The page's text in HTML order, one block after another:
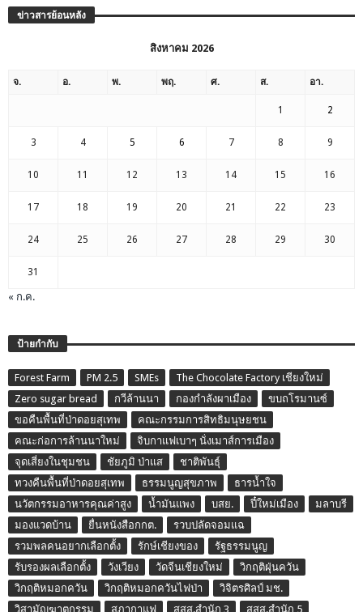
ข่าวสารย้อนหลัง
สิงหาคม 2026
จ. อ. พ. พฤ. ศ. ส. อา.
1 2
3 4 5 6 7 8 9
10 11 12 13 14 15 16
17 18 19 20 21 22 23
24 25 26 27 28 29 30
31
« ก.ค.
ป้ายกำกับ
Forest Farm PM 2.5 SMEs
The Chocolate Factory เชียงใหม่
Zero sugar bread
กวีล้านนา กองกำลังผาเมือง
ขบถโรมานซ์
ขอคืนพื้นที่ป่าดอยสุเทพ
คณะกรรมการสิทธิมนุษยชน
คณะก่อการล้านนาใหม่
จิบกาแฟเบาๆ นั่งเมาส์การเมือง
จุดเสี่ยงในชุมชน
ชัยภูมิ ป่าแส
ชาติพันธุ์
ทวงคืนพื้นที่ป่าดอยสุเทพ
ธรรมนูญสุขภาพ
ธารน้ำใจ
นวัตกรรมอาหารคุณค่าสูง
น้ำมันแพง บสย. ปี๋ใหม่เมือง
มลาบรี
มองแวดบ้าน
ยื่นหนังสือกกต.
รวบปลัดจอมแฉ
รวมพลคนอยากเลือกตั้ง
รักษ์เชียงของ
รัฐธรรมนูญ
รับรองผลเลือกตั้ง
วังเวียง วัดจีนเชียงใหม่
วิกฤติฝุ่นควัน
วิกฤติหมอกควัน
วิกฤติหมอกควันไฟป่า
วิจิตรศิลป์ มช.
วิสามัญฆาตกรรม
สภากาแฟ สสส.สำนัก 3 สสส.สำนัก 5